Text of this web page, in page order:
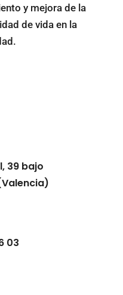
y mejora de la
de vida en la
39 bajo
03